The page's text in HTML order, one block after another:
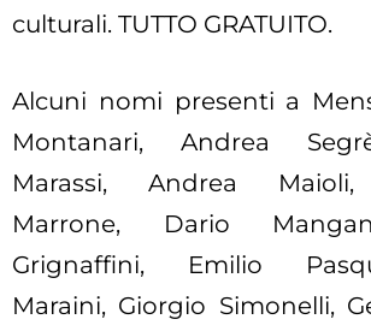
culturali. TUTTO GRATUITO.
Alcuni nomi presenti a
Montanari, Andrea
Marassi, Andrea Maioli,
Marrone, Dario
Grignaffini, Emilio
Maraini, Giorgio Simonelli,